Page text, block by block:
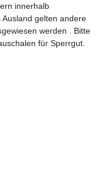
innerhalb
gelten andere
werden . Bitte
für Sperrgut.